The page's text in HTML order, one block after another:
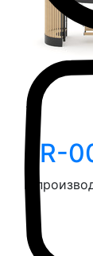
PR-
В